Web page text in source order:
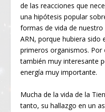
de las reacciones que
una hipótesis popular
formas de vida de
ARN, porque hubiera sido
primeros organismos.
también muy interesante
energía muy importante.
Mucha de la vida de la
tanto, su hallazgo en un